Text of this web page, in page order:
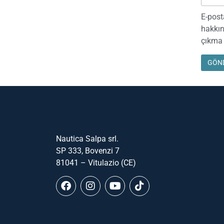
E-
Nautica Salpa srl.
SP 333, Bovenzi 7
81041 – Vitulazio (CE)